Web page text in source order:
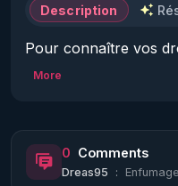
Description
Pour connaître vos
informez-vous sur le
Réponse
More
0 Comments
Dreas95 :